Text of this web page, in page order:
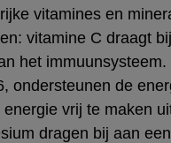
vitamines en
vitamine C draagt
het
ondersteunen de
vrij te maken
dragen bij aan